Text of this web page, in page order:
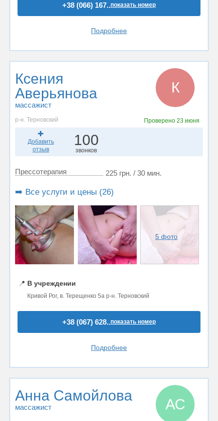
+38 (066) 167..показать номер
Подробнее
Ксения
Аверьянова
массажист
К
р-н. Терновский Проверено 23 июня
Добавить
отзыв
100
звонков
Прессотерапия 225 грн. / 30 мин.
➡️ Все услуги и цены (26)
5 фото
📍 В учреждении
Кривой Рог, в. Терещенко 5а р-н. Терновский
+38 (067) 628..показать номер
Подробнее
Анна Самойлова
массажист АС